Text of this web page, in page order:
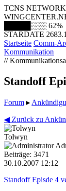
TCNS
█████░░░ 62%
STARDATE
Startseite Comm-
Kommunikation
//
Standoff
Forum ▸
◀ Zurück zu
Tolwyn
Beiträge: 3471
30.10.2007 12:12
Standoff Episde 4